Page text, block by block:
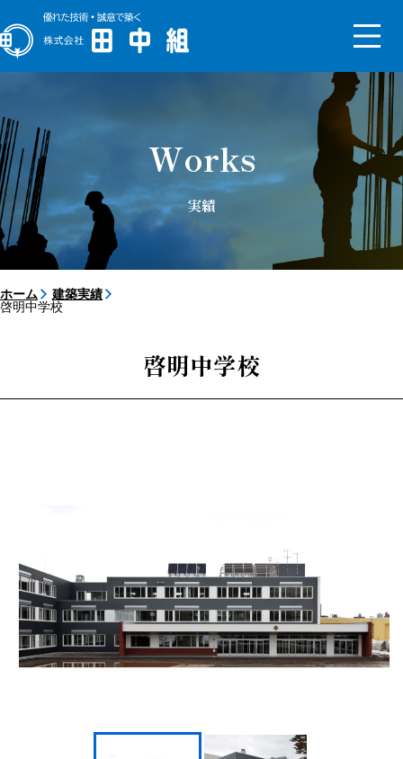
トップメッセージ
組織図
サステナビリティ
SDGs
ISO
コンプライアンス
事業継続計画
健康経営の取り組み
Works
実績
ホーム
建築実績
啓明中学校
啓明中学校